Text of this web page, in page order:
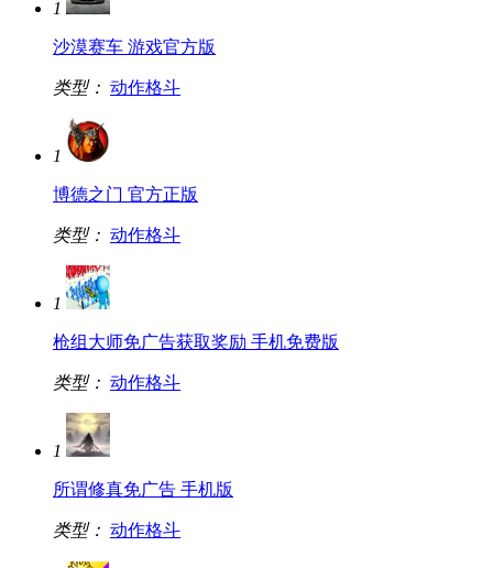
1
沙漠赛车 游戏官方版
类型： 动作格斗
1
博德之门 官方正版
类型： 动作格斗
1
枪组大师免广告获取奖励 手机免费版
类型： 动作格斗
1
所谓修真免广告 手机版
类型： 动作格斗